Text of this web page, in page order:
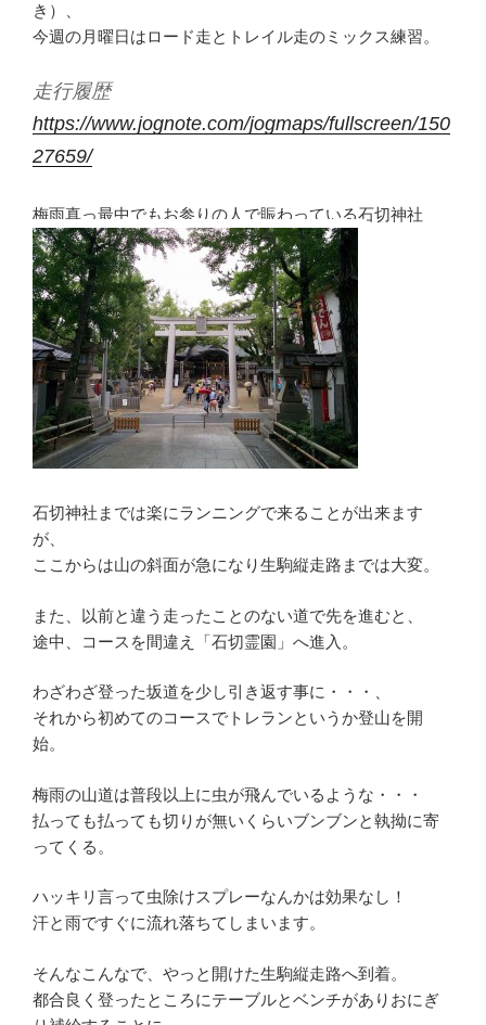
き）、
今週の月曜日はロード走とトレイル走のミックス練習。
走行履歴
https://www.jognote.com/jogmaps/fullscreen/150
27659/
梅雨真っ最中でもお参りの人で賑わっている石切神社
石切神社までは楽にランニングで来ることが出来ます
が、
ここからは山の斜面が急になり生駒縦走路までは大変。
また、以前と違う走ったことのない道で先を進むと、
途中、コースを間違え「石切霊園」へ進入。
わざわざ登った坂道を少し引き返す事に・・・、
それから初めてのコースでトレランというか登山を開
始。
梅雨の山道は普段以上に虫が飛んでいるような・・・
払っても払っても切りが無いくらいブンブンと執拗に寄
ってくる。
ハッキリ言って虫除けスプレーなんかは効果なし！
汗と雨ですぐに流れ落ちてしまいます。
そんなこんなで、やっと開けた生駒縦走路へ到着。
都合良く登ったところにテーブルとベンチがありおにぎ